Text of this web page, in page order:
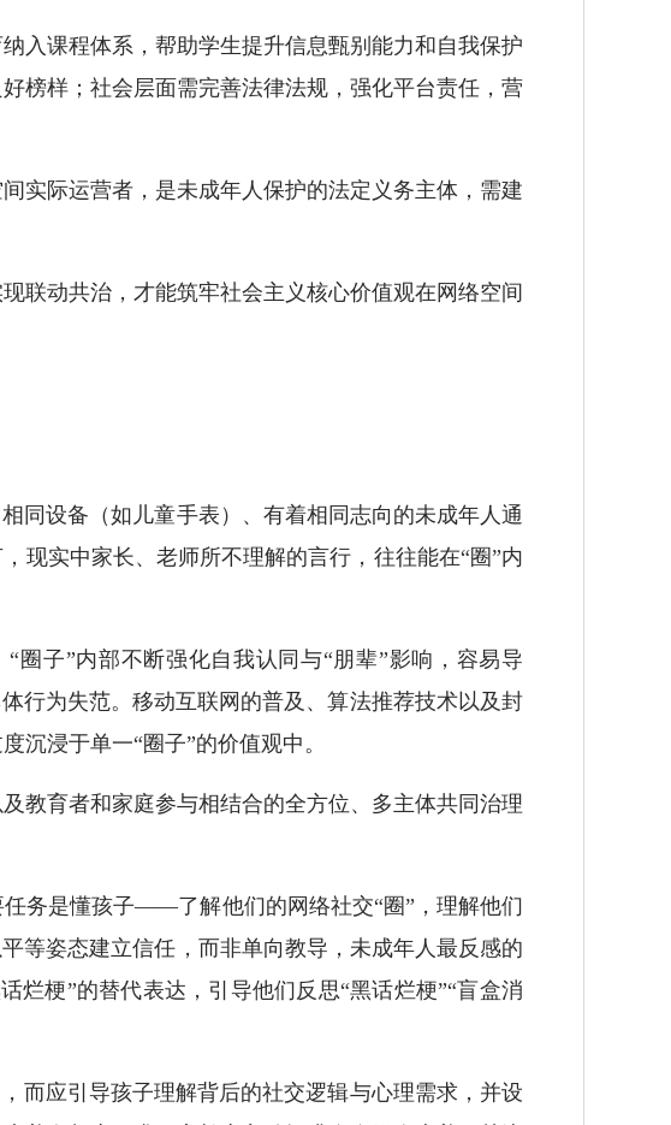
课程体系，帮助学生提升信息甄别能力和自我保护
榜样；社会层面需完善法律法规，强化平台责任，营
际运营者，是未成年人保护的法定义务主体，需建
动共治，才能筑牢社会主义核心价值观在网络空间
设备（如儿童手表）、有着相同志向的未成年人通
现实中家长、老师所不理解的言行，往往能在“圈”内
子”内部不断强化自我认同与“朋辈”影响，容易导
行为失范。移动互联网的普及、算法推荐技术以及封
沉浸于单一“圈子”的价值观中。
育者和家庭参与相结合的全方位、多主体共同治理
务是懂孩子——了解他们的网络社交“圈”，理解他们
等姿态建立信任，而非单向教导，未成年人最反感的
烂梗”的替代表达，引导他们反思“黑话烂梗”“盲盒消
应引导孩子理解背后的社交逻辑与心理需求，并设